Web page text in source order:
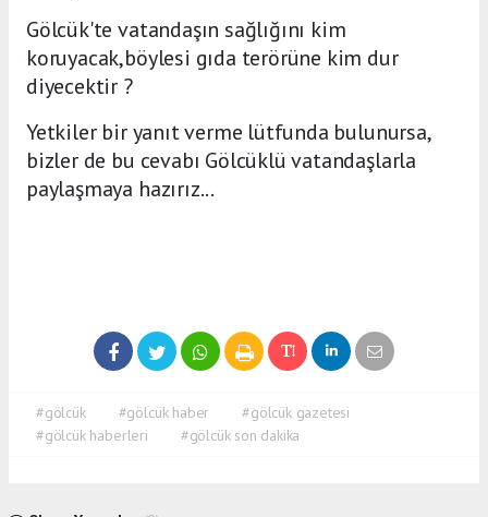
Gölcük'te vatandaşın sağlığını kim
koruyacak,böylesi gıda terörüne kim dur
diyecektir ?
Yetkiler bir yanıt verme lütfunda bulunursa,
bizler de bu cevabı Gölcüklü vatandaşlarla
paylaşmaya hazırız...
#gölcük #gölcük haber
#gölcük gazetesi
#gölcük haberleri
#gölcük son dakika